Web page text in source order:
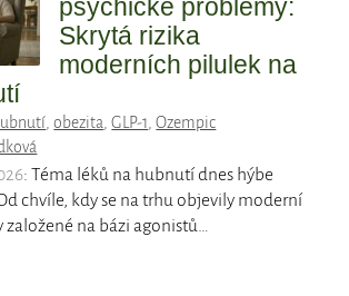
psychické problémy:
Skrytá rizika
moderních pilulek na
,obezita,GLP-1,Ozempic
: Téma léků na hubnutí dnes hýbe
chvíle, kdy se na trhu objevily moderní
založené na bázi agonistů…